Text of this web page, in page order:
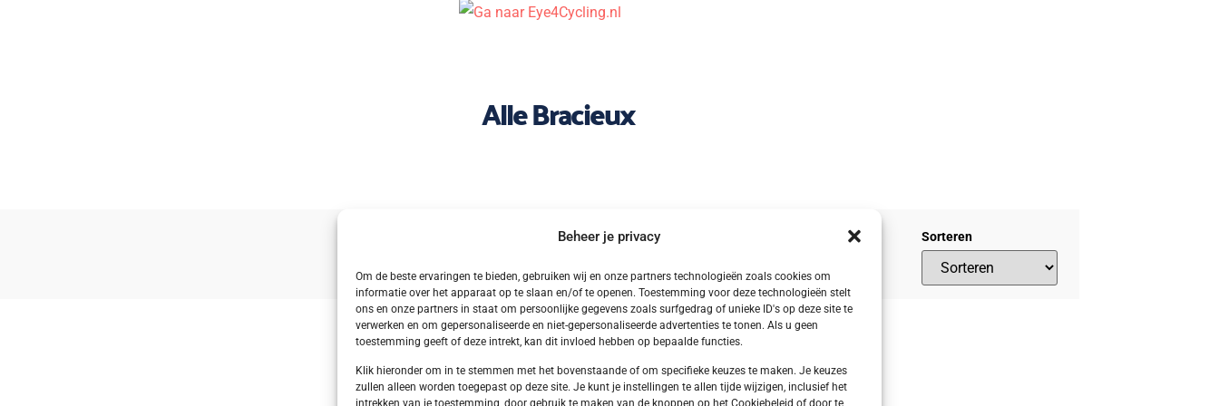
Beheer je privacy
Om de beste ervaringen te bieden, gebruiken wij en onze partners technologieën zoals cookies om
informatie over het apparaat op te slaan en/of te openen. Toestemming voor deze technologieën stelt
ons en onze partners in staat om persoonlijke gegevens zoals surfgedrag of unieke ID's op deze site te
verwerken en om gepersonaliseerde en niet-gepersonaliseerde advertenties te tonen. Als u geen
toestemming geeft of deze intrekt, kan dit invloed hebben op bepaalde functies.
Klik hieronder om in te stemmen met het bovenstaande of om specifieke keuzes te maken. Je keuzes
zullen alleen worden toegepast op deze site. Je kunt je instellingen te allen tijde wijzigen, inclusief het
intrekken van je toestemming, door gebruik te maken van de knoppen op het Cookiebeleid of door te
Alle Bracieux
Sorteren